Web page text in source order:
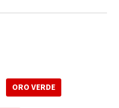
ORO VERDE